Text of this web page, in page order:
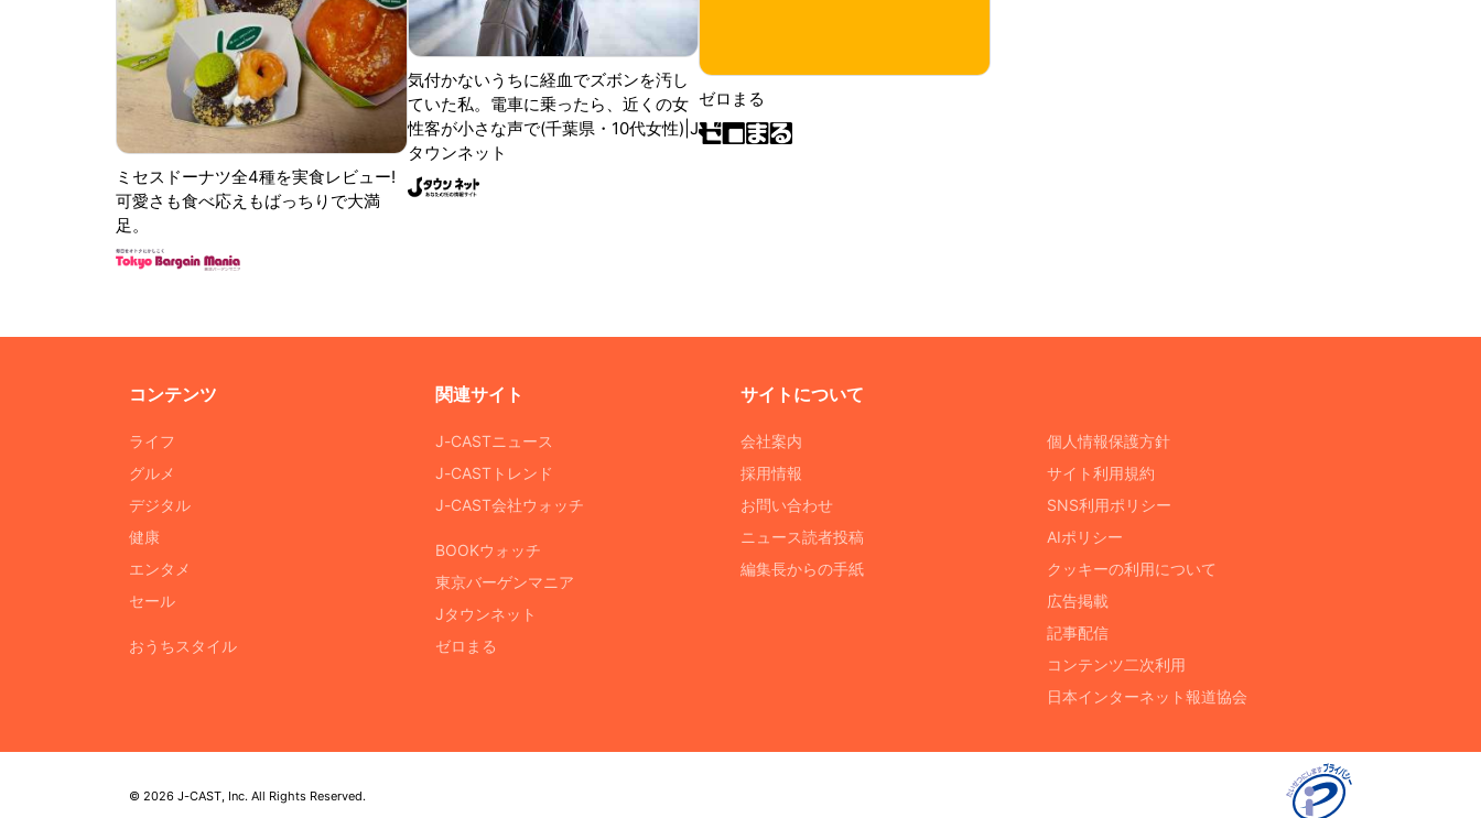
ミセスドーナツ全4種を実食レビュー!
可愛さも食べ応えもばっちりで大満
足。
気付かないうちに経血でズボンを汚し
ていた私。電車に乗ったら、近くの女
性客が小さな声で(千葉県・10代女性)|J
タウンネット
ゼロまる
コンテンツ
ライフ
グルメ
デジタル
健康
エンタメ
セール
おうちスタイル
関連サイト
J-CASTニュース
J-CASTトレンド
J-CAST会社ウォッチ
BOOKウォッチ
東京バーゲンマニア
Jタウンネット
ゼロまる
サイトについて
会社案内
採用情報
お問い合わせ
ニュース読者投稿
編集長からの手紙
個人情報保護方針
サイト利用規約
SNS利用ポリシー
AIポリシー
クッキーの利用について
広告掲載
記事配信
コンテンツ二次利用
日本インターネット報道協会
© 2026 J-CAST, Inc. All Rights Reserved.